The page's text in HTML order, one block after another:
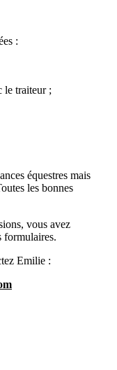
:
le traiteur ;
équestres mais
les bonnes
vous avez
formulaires.
Emilie :